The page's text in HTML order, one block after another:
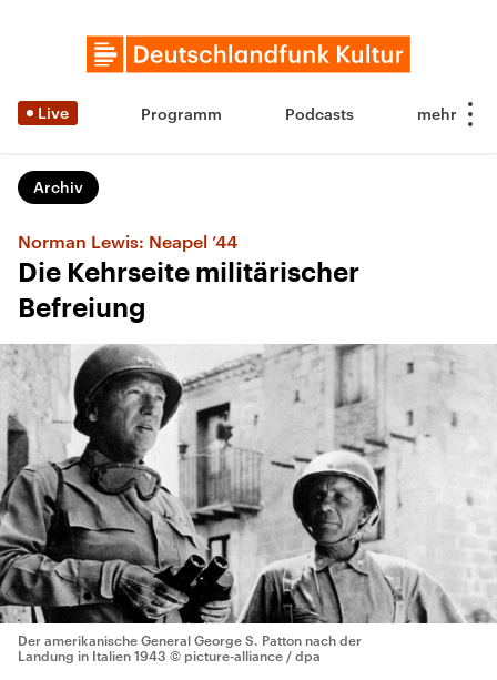
Live Programm Podcasts
Archiv
Norman Lewis: Neapel ’44
Die Kehrseite militärischer
Befreiung
Der amerikanische General George S. Patton nach der
Landung in Italien 1943 © picture-alliance / dpa